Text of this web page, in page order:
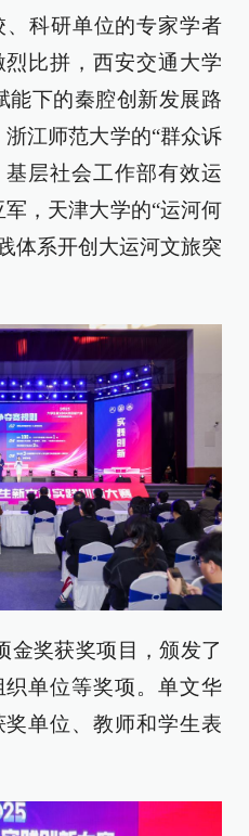
科研单位的专家学者
比拼，西安交通大学
下的秦腔创新发展路
江师范大学的“群众诉
层社会工作部有效运
，天津大学的“运河何
体系开创大运河文旅突
金奖获奖项目，颁发了
单位等奖项。单文华
单位、教师和学生表